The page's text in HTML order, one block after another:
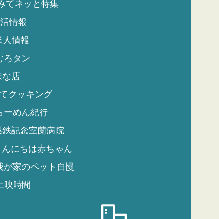
てネッと特集
情報
人情報
ろタン
な店
クッキング
ーめん紀行
鉄記念室蘭病院
んにちは赤ちゃん
が家のペット自慢
映時間